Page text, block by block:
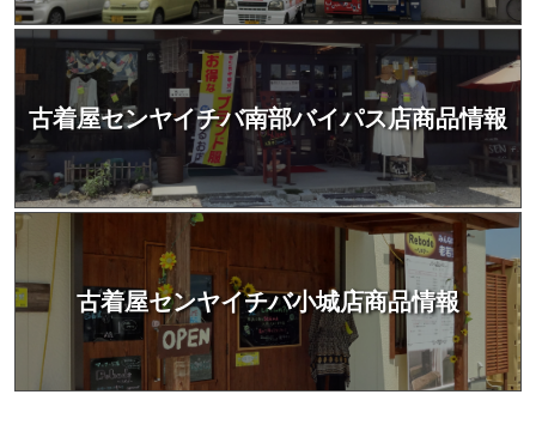
古着屋センヤイチバ南部バイパス店商品情報
古着屋センヤイチバ小城店商品情報